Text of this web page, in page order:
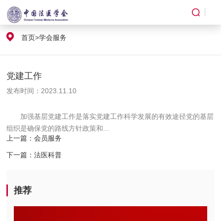
首页>学会服务
党建工作
发布时间：2023.11.10
加强基层党建工作是落实党建工作科学发展的有效途径党的基层
组织是确保党的路线方针政策和...
上一篇：会员服务
下一篇：法医科普
推荐